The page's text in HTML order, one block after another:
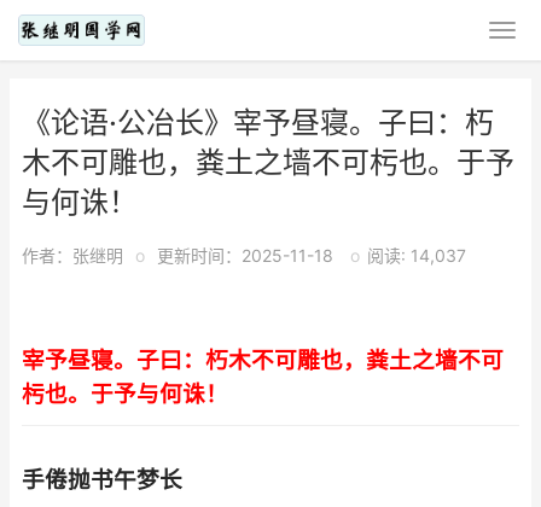
《论语·公冶长》宰予昼寝。子曰：朽
木不可雕也，粪土之墙不可杇也。于予
与何诛！
作者：张继明 o 更新时间：2025-11-18 o 阅读: 14,037
宰予昼寝。子曰：朽木不可雕也，粪土之墙不可
杇也。于予与何诛！
手倦抛书午梦长